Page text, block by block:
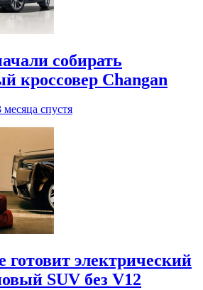
собирать
кроссовер Changan
месяца спустя
готовит электрический
SUV без V12